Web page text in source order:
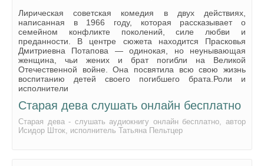
Лирическая советская комедия в двух действиях,
написанная в 1966 году, которая рассказывает о
семейном конфликте поколений, силе любви и
преданности. В центре сюжета находится Прасковья
Дмитриевна Потапова — одинокая, но неунывающая
женщина, чьи жених и брат погибли на Великой
Отечественной войне. Она посвятила всю свою жизнь
воспитанию детей своего погибшего брата.Роли и
исполнители
Старая дева слушать онлайн бесплатно
Старая дева - слушать аудиокнигу онлайн бесплатно, автор
Исидор Шток, исполнитель Татьяна Пельтцер